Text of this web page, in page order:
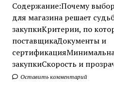
Содержание:Почему
для магазина решает
закупкиКритерии, по
поставщикаДокументы и
закупкиСкорость и
Оставить комментарий